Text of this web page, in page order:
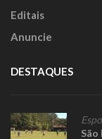
Editais
Anuncie
DESTAQUES
São